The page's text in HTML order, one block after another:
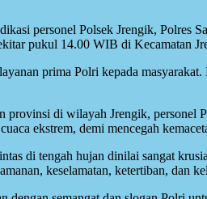
personel Polsek Jrengik, Polres
pukul 14.00 WIB di Kecamatan
prima Polri kepada
provinsi di wilayah Jrengik, personel
ekstrem, demi mencegah
di tengah hujan dinilai sangat
keselamatan, ketertiban, dan